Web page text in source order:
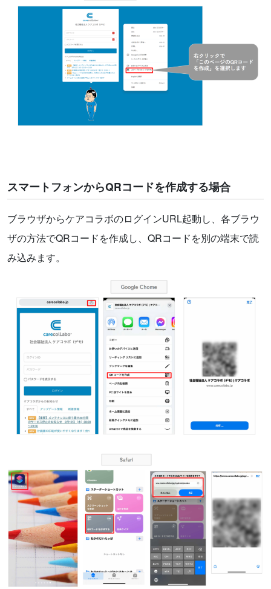
スマートフォンからQRコードを作成する場合
ブラウザからケアコラボのログインURL起動し、各ブラウ
ザの方法でQRコードを作成し、QRコードを別の端末で読
み込みます。